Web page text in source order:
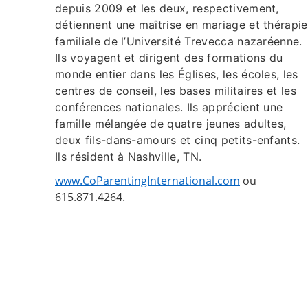
depuis 2009 et les deux, respectivement,
détiennent une maîtrise en mariage et thérapie
familiale de l’Université Trevecca nazaréenne.
Ils voyagent et dirigent des formations du
monde entier dans les Églises, les écoles, les
centres de conseil, les bases militaires et les
conférences nationales. Ils apprécient une
famille mélangée de quatre jeunes adultes,
deux fils-dans-amours et cinq petits-enfants.
Ils résident à Nashville, TN.
www.CoParentingInternational.com ou
615.871.4264.